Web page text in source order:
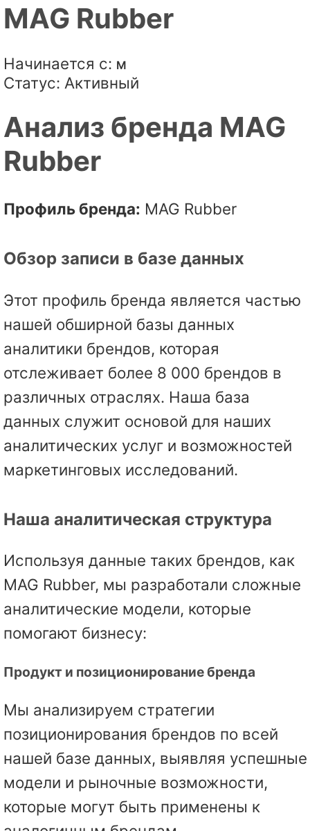
MAG Rubber
Начинается с: M
Статус: Активный
Анализ бренда MAG
Rubber
Профиль бренда: MAG Rubber
Обзор записи в базе данных
Этот профиль бренда является частью
нашей обширной базы данных
аналитики брендов, которая
отслеживает более 8 000 брендов в
различных отраслях. Наша база
данных служит основой для наших
аналитических услуг и возможностей
маркетинговых исследований.
Наша аналитическая структура
Используя данные таких брендов, как
MAG Rubber, мы разработали сложные
аналитические модели, которые
помогают бизнесу:
Продукт и позиционирование бренда
Мы анализируем стратегии
позиционирования брендов по всей
нашей базе данных, выявляя успешные
модели и рыночные возможности,
которые могут быть применены к